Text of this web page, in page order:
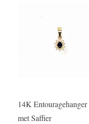
14K Entouragehanger
met Saffier